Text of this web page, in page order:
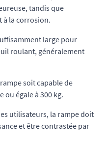
tandis que
à la corrosion.
large pour
roulant, généralement
soit capable de
égale à 300 kg.
utilisateurs, la rampe doit
et être contrastée par